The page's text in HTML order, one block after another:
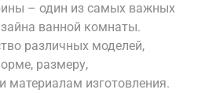
– один из самых важных
ванной комнаты.
различных моделей,
размеру,
материалам изготовления.